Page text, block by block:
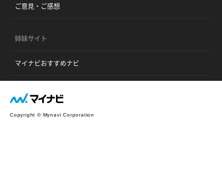
ご意見・ご感想
姉妹サイト
マイナビおすすめナビ
Copyright © Mynavi Corporation